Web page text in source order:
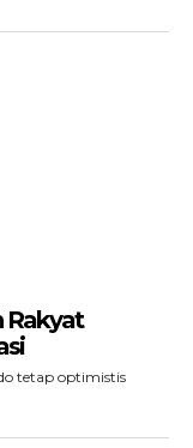
Rakyat
tetap optimistis